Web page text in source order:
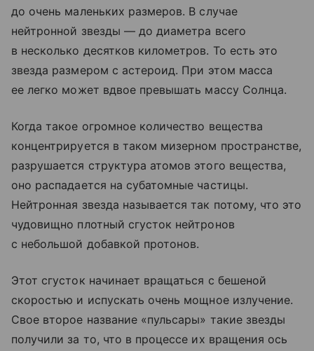
до очень маленьких размеров. В случае
нейтронной звезды — до диаметра всего
в несколько десятков километров. То есть это
звезда размером с астероид. При этом масса
ее легко может вдвое превышать массу Солнца.
Когда такое огромное количество вещества
концентрируется в таком мизерном пространстве,
разрушается структура атомов этого вещества,
оно распадается на субатомные частицы.
Нейтронная звезда называется так потому, что это
чудовищно плотный сгусток нейтронов
с небольшой добавкой протонов.
Этот сгусток начинает вращаться с бешеной
скоростью и испускать очень мощное излучение.
Свое второе название «пульсары» такие звезды
получили за то, что в процессе их вращения ось